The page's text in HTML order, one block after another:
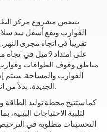
يتضمن مشروع مركز
القوارب ويقع أسفل سد
تقريباً في اتجاه مجرى النهر.
على امتداد 9ميل
مناطق وقوف الطوافات وقوارب
القوارب والمساحة. سيتم
الجديدة، بدلاً من انسكاب المياه فوق سد سلاب كريك.
كما ستتيح محطة توليد الطاقة
لتلبية الاحتياجات